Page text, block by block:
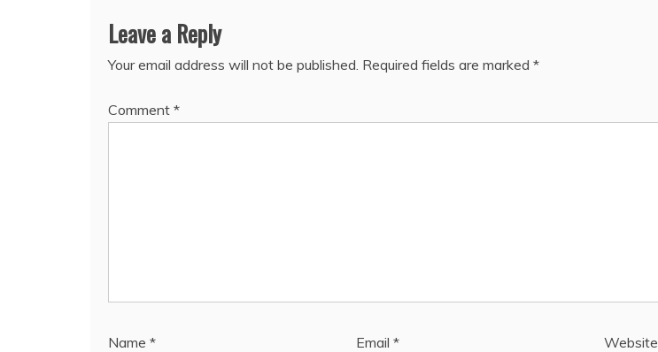
Leave a Reply
Your email address will not be published. Required fields are marked *
Comment *
Name * Email * Website